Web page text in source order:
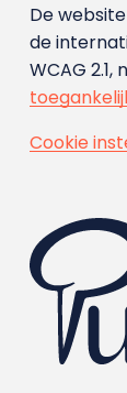
De
de
WCAG 2.1,
Cookie